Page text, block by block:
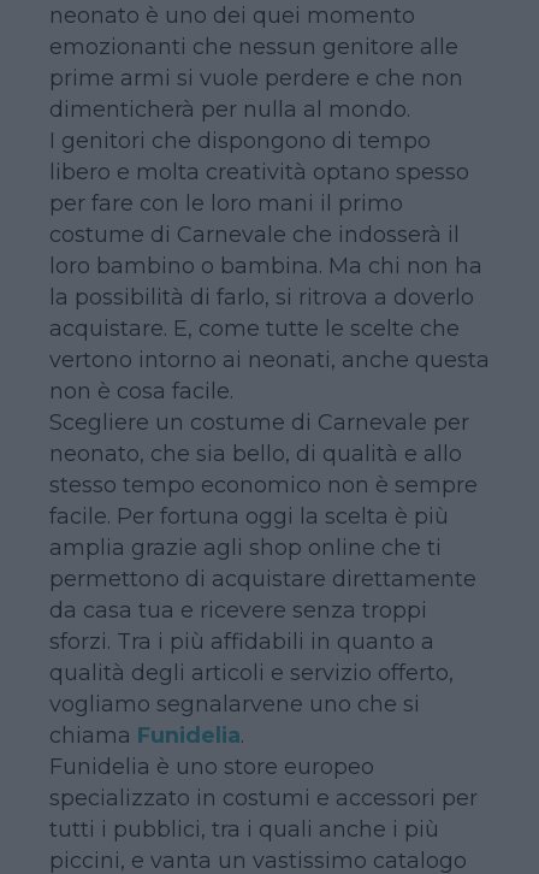
neonato è uno dei quei momento
emozionanti che nessun genitore alle
prime armi si vuole perdere e che non
dimenticherà per nulla al mondo.
I genitori che dispongono di tempo
libero e molta creatività optano spesso
per fare con le loro mani il primo
costume di Carnevale che indosserà il
loro bambino o bambina. Ma chi non ha
la possibilità di farlo, si ritrova a doverlo
acquistare. E, come tutte le scelte che
vertono intorno ai neonati, anche questa
non è cosa facile.
Scegliere un costume di Carnevale per
neonato, che sia bello, di qualità e allo
stesso tempo economico non è sempre
facile. Per fortuna oggi la scelta è più
amplia grazie agli shop online che ti
permettono di acquistare direttamente
da casa tua e ricevere senza troppi
sforzi. Tra i più affidabili in quanto a
qualità degli articoli e servizio offerto,
vogliamo segnalarvene uno che si
chiama Funidelia.
Funidelia è uno store europeo
specializzato in costumi e accessori per
tutti i pubblici, tra i quali anche i più
piccini, e vanta un vastissimo catalogo